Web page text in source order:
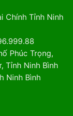
Chính Tỉnh Ninh
Phúc Trọng,
Tỉnh Ninh Bình
Ninh Bình